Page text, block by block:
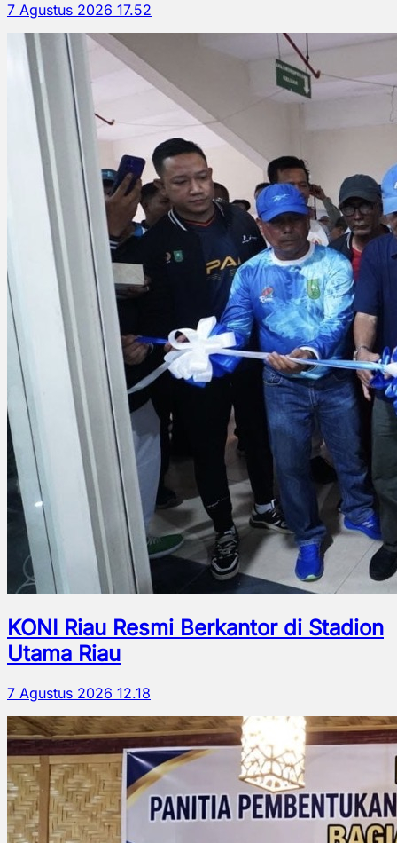
7 Agustus 2026 17.52
KONI Riau Resmi Berkantor di Stadion
Utama Riau
7 Agustus 2026 12.18